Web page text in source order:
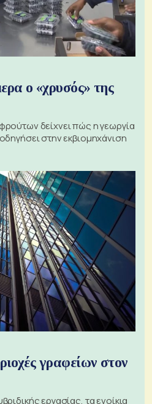
ο «χρυσός» της
δείχνει πώς η γεωργία
στην εκβιομηχάνιση
γραφείων στον
εργασίας, τα ενοίκια